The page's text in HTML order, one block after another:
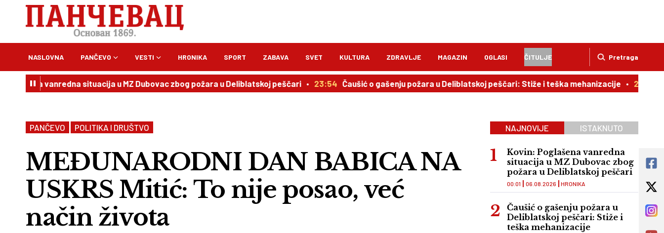
Pretraga
NASLOVNA PANČEVO VESTI HRONIKA SPORT ZABAVA SVET KULTURA ZDRAVLJE MAGAZIN OGLASI ČITULJE
vanredna situacija u MZ Dubovac zbog požara u Deliblatskoj peščari 23:54 Čaušić o gašenju požara u Deliblatskoj peščari: Stiže i teška mehanizacije 21:02 Ljubavna
PANČEVO POLITIKA I DRUŠTVO
MEĐUNARODNI DAN BABICA NA
USKRS Mitić: To nije posao, već
način života
NAJNOVIJE ISTAKNUTO
Kovin: Poglašena vanredna
situacija u MZ Dubovac zbog
požara u Deliblatskoj peščari
HRONIKA
00:01 06.08.2026
Čaušić o gašenju požara u
Deliblatskoj peščari: Stiže i
teška mehanizacije